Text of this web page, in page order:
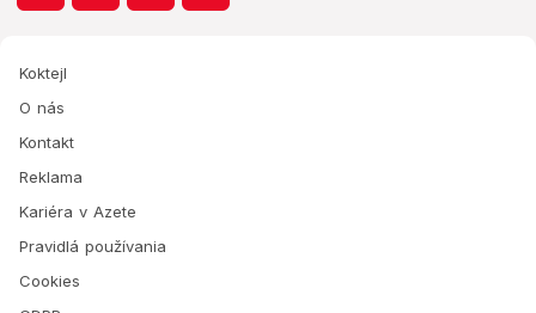
Koktejl
O nás
Kontakt
Reklama
Kariéra v Azete
Pravidlá používania
Cookies